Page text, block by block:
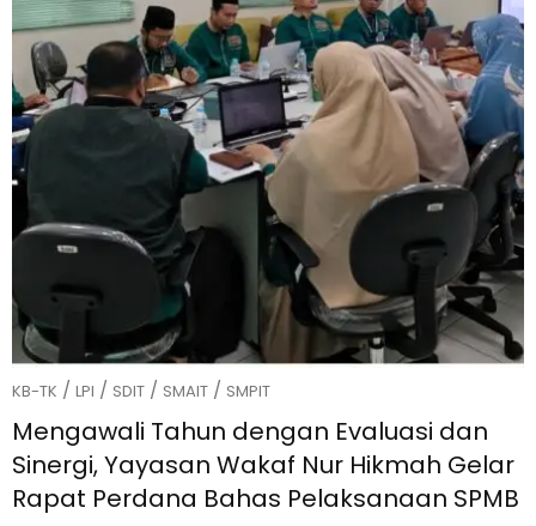
KB-TK / LPI / SDIT / SMAIT / SMPIT
Mengawali Tahun dengan Evaluasi dan
Sinergi, Yayasan Wakaf Nur Hikmah Gelar
Rapat Perdana Bahas Pelaksanaan SPMB